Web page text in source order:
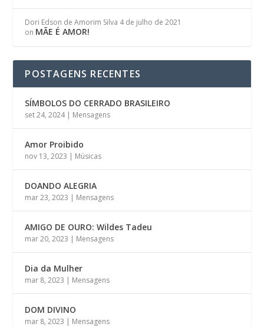
Dori Edson de Amorim Silva 4 de julho de 2021
on MÃE É AMOR!
POSTAGENS RECENTES
SÍMBOLOS DO CERRADO BRASILEIRO
set 24, 2024| Mensagens
Amor Proibido
nov 13, 2023 | Músicas
DOANDO ALEGRIA
mar 23, 2023 | Mensagens
AMIGO DE OURO: Wildes Tadeu
mar 20, 2023 | Mensagens
Dia da Mulher
mar 8, 2023 | Mensagens
DOM DIVINO
mar 8, 2023 | Mensagens